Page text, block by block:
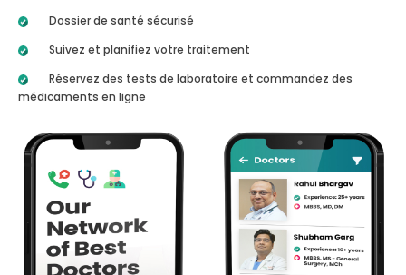
Dossier de santé sécurisé
Suivez et planifiez votre traitement
Réservez des tests de laboratoire et commandez des
médicaments en ligne